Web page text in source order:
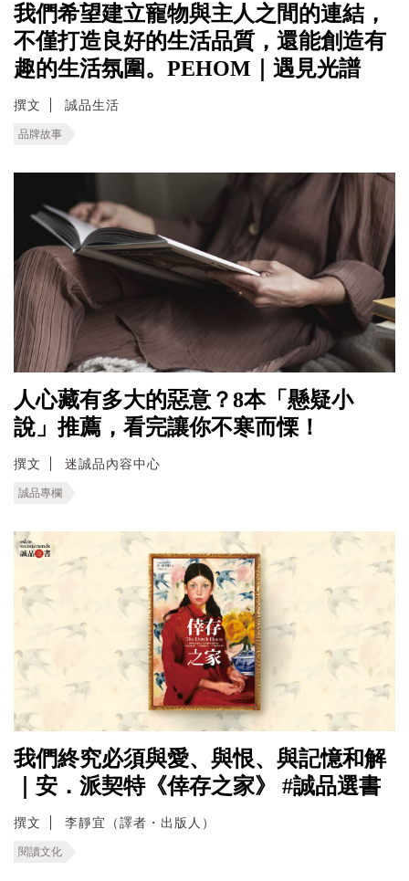
我們希望建立寵物與主人之間的連結，
不僅打造良好的生活品質，還能創造有
趣的生活氛圍。PEHOM｜遇見光譜
撰文 誠品生活
品牌故事
人心藏有多大的惡意？8本「懸疑小
說」推薦，看完讓你不寒而慄！
撰文 迷誠品內容中心
誠品專欄
我們終究必須與愛、與恨、與記憶和解
｜安．派契特《倖存之家》 #誠品選書
撰文 李靜宜（譯者・出版人）
閱讀文化